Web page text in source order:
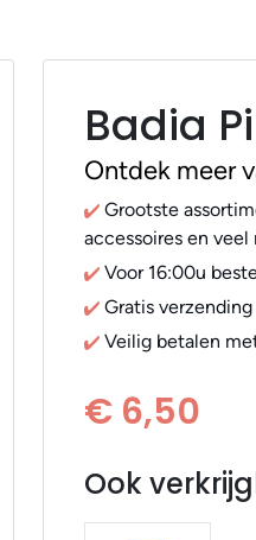
Badia
Ontdek meer
Grootste
accessoires en veel
Voor 16:00u
Gratis
Veilig betalen
€ 6,50
Ook